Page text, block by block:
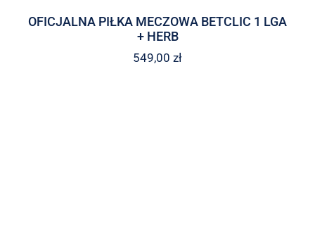
OFICJALNA PIŁKA MECZOWA BETCLIC 1 LGA
+ HERB
549,00 zł